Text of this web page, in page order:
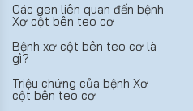
Các gen liên quan đến bệnh
Xơ cột bên teo cơ
Bệnh xơ cột bên teo cơ là
gì?
Triệu chứng của bệnh Xơ
cột bên teo cơ